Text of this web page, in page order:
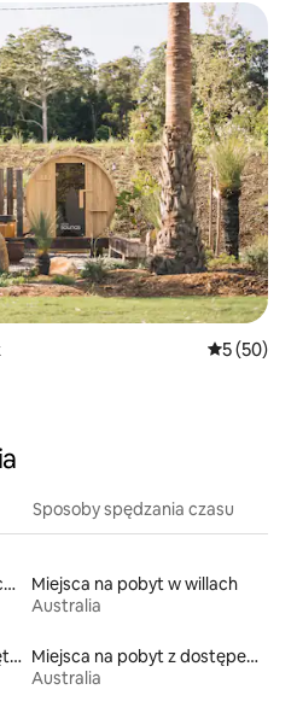
Wybór gości
Średnia
5 (50)
Sposoby spędzania czasu
Miejsca na pobyt w domkach parterowych
Miejsca na pobyt w willach
Australia
Miejsca na pobyt ze zwierzętami
Miejsca na pobyt z dostępem do jeziora
Australia